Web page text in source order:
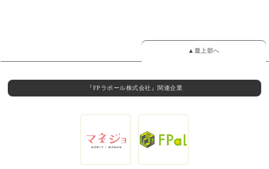
▲最上部へ
『FPラポール株式会社』関連企業